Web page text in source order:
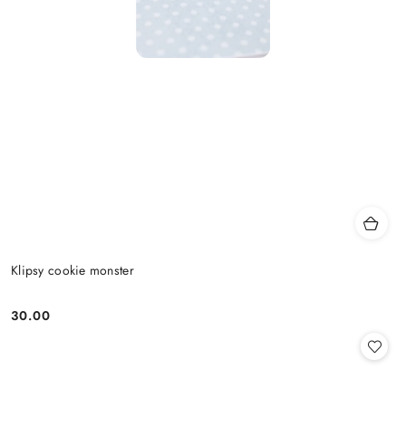
Klipsy cookie monster
Cena:
30.00